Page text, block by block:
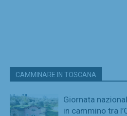
CAMMINARE IN TOSCANA
Giornata
in cammino tra